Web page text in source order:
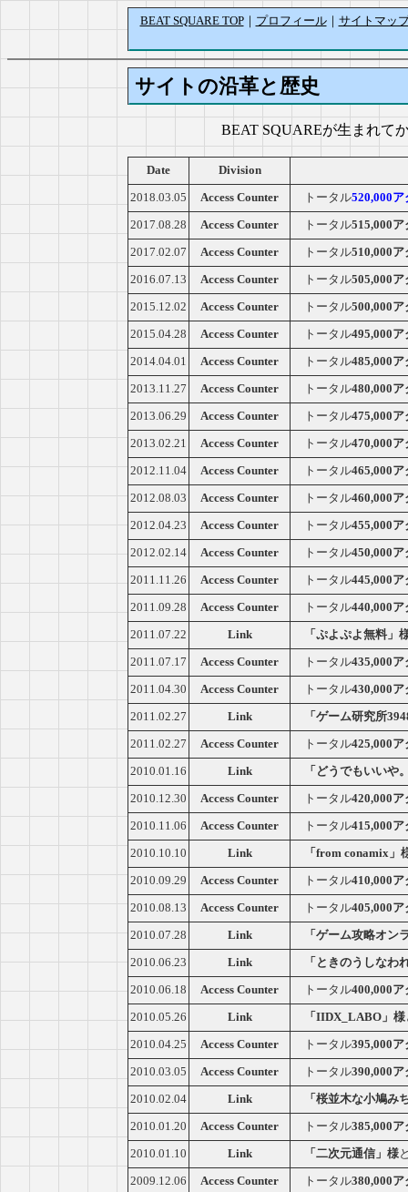
BEAT SQUARE TOP｜ プロフィール｜ サイトマッ
サイトの沿革と歴史
BEAT SQUAREが生まれて
Date Division
2018.03.05 Access Counter トータル520,000
2017.08.28 Access Counter トータル515,000
2017.02.07 Access Counter トータル510,000
2016.07.13 Access Counter トータル505,000
2015.12.02 Access Counter トータル500,000
2015.04.28 Access Counter トータル495,000
2014.04.01 Access Counter トータル485,000
2013.11.27 Access Counter トータル480,000
2013.06.29 Access Counter トータル475,000
2013.02.21 Access Counter トータル470,000
2012.11.04 Access Counter トータル465,000
2012.08.03 Access Counter トータル460,000
2012.04.23 Access Counter トータル455,000
2012.02.14 Access Counter トータル450,000
2011.11.26 Access Counter トータル445,000
2011.09.28 Access Counter トータル440,000
2011.07.22 Link 「ぷよぷよ無料」
2011.07.17 Access Counter トータル435,000
2011.04.30 Access Counter トータル430,000
2011.02.27 Link 「ゲーム研究所
2011.02.27 Access Counter トータル425,000
2010.01.16 Link 「どうでもいいや
2010.12.30 Access Counter トータル420,000
2010.11.06 Access Counter トータル415,000
2010.10.10 Link 「from conamix」
2010.09.29 Access Counter トータル410,000
2010.08.13 Access Counter トータル405,000
2010.07.28 Link 「ゲーム攻略オン
2010.06.23 Link 「ときのうしなわ
2010.06.18 Access Counter トータル400,000
2010.05.26 Link 「IIDX_LABO」様
2010.04.25 Access Counter トータル395,000
2010.03.05 Access Counter トータル390,000
2010.02.04 Link 「桜並木な小鳩み
2010.01.20 Access Counter トータル385,000
2010.01.10 Link 「二次元通信」様
2009.12.06 Access Counter トータル380,000